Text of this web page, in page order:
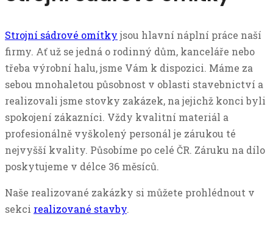
Strojní sádrové omítkyjsou hlavní náplní práce naší
firmy. Ať už se jedná o rodinný dům, kanceláře nebo
třeba výrobní halu, jsme Vám k dispozici. Máme za
sebou mnohaletou působnost v oblasti stavebnictví a
realizovali jsme stovky zakázek, na jejichž konci byli
spokojení zákazníci. Vždy kvalitní materiál a
profesionálně vyškolený personál je zárukou té
nejvyšší kvality. Působíme po celé ČR. Záruku na dílo
poskytujeme v délce 36 měsíců.
Naše realizované zakázky si můžete prohlédnout v
sekci realizované stavby.